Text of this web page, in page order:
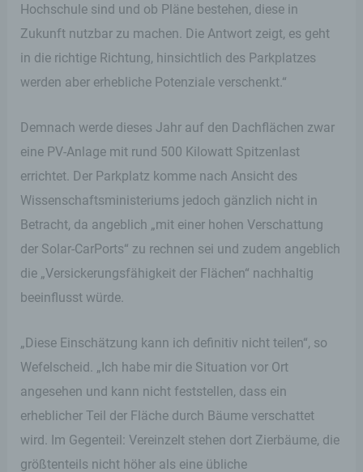
Hochschule sind und ob Pläne bestehen, diese in
Zukunft nutzbar zu machen. Die Antwort zeigt, es geht
in die richtige Richtung, hinsichtlich des Parkplatzes
werden aber erhebliche Potenziale verschenkt.“
Demnach werde dieses Jahr auf den Dachflächen zwar
eine PV-Anlage mit rund 500 Kilowatt Spitzenlast
errichtet. Der Parkplatz komme nach Ansicht des
Wissenschaftsministeriums jedoch gänzlich nicht in
Betracht, da angeblich „mit einer hohen Verschattung
der Solar-CarPorts“ zu rechnen sei und zudem angeblich
die „Versickerungsfähigkeit der Flächen“ nachhaltig
beeinflusst würde.
„Diese Einschätzung kann ich definitiv nicht teilen“, so
Wefelscheid. „Ich habe mir die Situation vor Ort
angesehen und kann nicht feststellen, dass ein
erheblicher Teil der Fläche durch Bäume verschattet
wird. Im Gegenteil: Vereinzelt stehen dort Zierbäume, die
größtenteils nicht höher als eine übliche